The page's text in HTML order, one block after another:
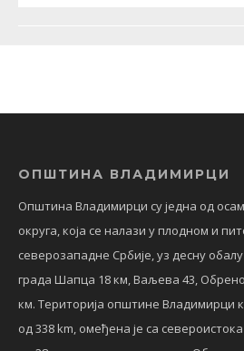
ОПШТИНА ВЛАДИМИРЦИ
Општина Владимирци су једна од
округа, која се налази у плодном и
северозападне Србије, уз десну
града Шапца 18 км, Ваљева 43,
км. Територија општине Владимирци
од 338 km, омеђена је са